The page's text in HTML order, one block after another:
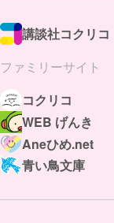
講談社コクリコ
ファミリーサイト
コクリコ
WEB げんき
Aneひめ.net
青い鳥文庫